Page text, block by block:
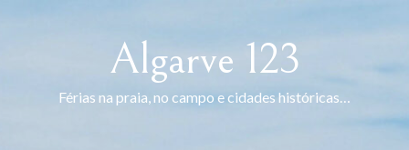
Algarve 123
Férias na praia, no campo e cidades históricas…